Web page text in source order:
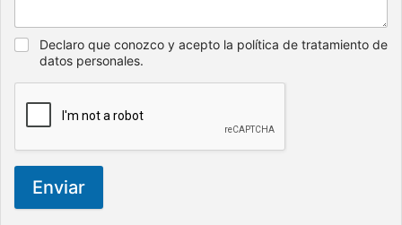
Declaro que conozco y acepto la política de tratamiento de
datos personales.
Enviar